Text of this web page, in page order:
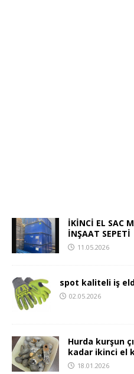
İKİNCİ EL SAC
İNŞAAT SEPETİ
11.05.2026
spot kaliteli iş
02.05.2026
Hurda kurşun
kadar ikinci el
18.01.2026